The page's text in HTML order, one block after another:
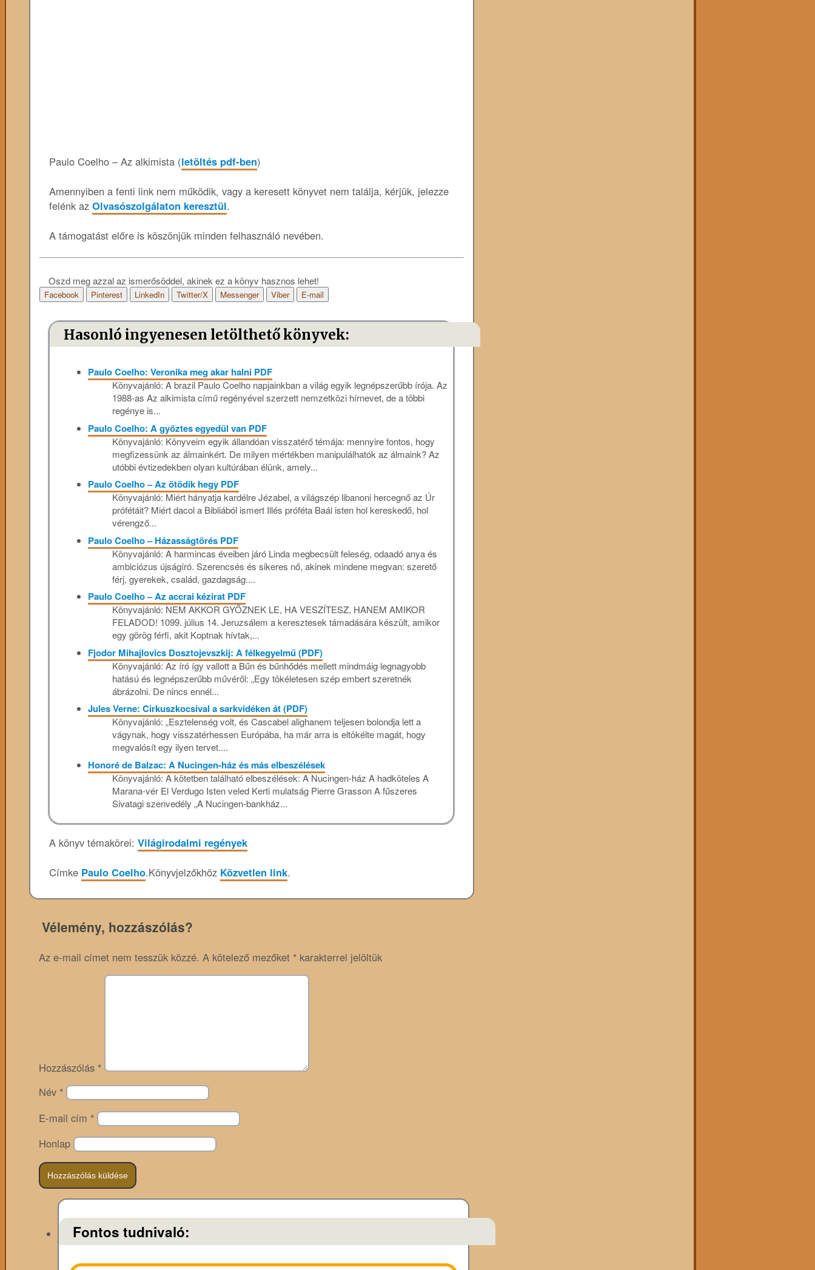
Paulo Coelho – Az alkimista (letöltés pdf-ben)
Amennyiben a fenti link nem működik, vagy a keresett könyvet nem találja, kérjük, jelezze
felénk az Olvasószolgálaton keresztül.
A támogatást előre is köszönjük minden felhasználó nevében.
Oszd meg azzal az ismerősöddel, akinek ez a könyv hasznos lehet!
Facebook Pinterest LinkedIn Twitter/X Messenger Viber E-mail
Hasonló ingyenesen letölthető könyvek:
Paulo Coelho: Veronika meg akar halni PDF
Könyvajánló: A brazil Paulo Coelho napjainkban a világ egyik legnépszerűbb írója. Az
1988-as Az alkimista című regényével szerzett nemzetközi hírnevet, de a többi
regénye is...
Paulo Coelho: A győztes egyedül van PDF
Könyvajánló: Könyveim egyik állandóan visszatérő témája: mennyire fontos, hogy
megfizessünk az álmainkért. De milyen mértékben manipulálhatók az álmaink? Az
utóbbi évtizedekben olyan kultúrában élünk, amely...
Paulo Coelho – Az ötödik hegy PDF
Könyvajánló: Miért hányatja kardélre Jézabel, a világszép libanoni hercegnő az Úr
prófétáit? Miért dacol a Bibliából ismert Illés próféta Baál isten hol kereskedő, hol
vérengző...
Paulo Coelho – Házasságtörés PDF
Könyvajánló: A harmincas éveiben járó Linda megbecsült feleség, odaadó anya és
ambiciózus újságíró. Szerencsés és sikeres nő, akinek mindene megvan: szerető
férj, gyerekek, család, gazdagság....
Paulo Coelho – Az accrai kézirat PDF
Könyvajánló: NEM AKKOR GYŐZNEK LE, HA VESZÍTESZ, HANEM AMIKOR
FELADOD! 1099. július 14. Jeruzsálem a keresztesek támadására készült, amikor
egy görög férfi, akit Koptnak hívtak,...
Fjodor Mihajlovics Dosztojevszkij: A félkegyelmű (PDF)
Könyvajánló: Az író így vallott a Bűn és bűnhődés mellett mindmáig legnagyobb
hatású és legnépszerűbb művéről: „Egy tökéletesen szép embert szeretnék
ábrázolni. De nincs ennél...
Jules Verne: Cirkuszkocsival a sarkvidéken át (PDF)
Könyvajánló: „Esztelenség volt, és Cascabel alighanem teljesen bolondja lett a
vágynak, hogy visszatérhessen Európába, ha már arra is eltökélte magát, hogy
megvalósít egy ilyen tervet....
Honoré de Balzac: A Nucingen-ház és más elbeszélések
Könyvajánló: A kötetben található elbeszélések: A Nucingen-ház A hadköteles A
Marana-vér El Verdugo Isten veled Kerti mulatság Pierre Grasson A fűszeres
Sivatagi szenvedély „A Nucingen-bankház...
A könyv témakörei: Világirodalmi regények
Címke Paulo Coelho.Könyvjelzőkhöz Közvetlen link.
Vélemény, hozzászólás?
Az e-mail címet nem tesszük közzé. A kötelező mezőket * karakterrel jelöltük
Hozzászólás *
Név *
E-mail cím *
Honlap
Fontos tudnivaló: